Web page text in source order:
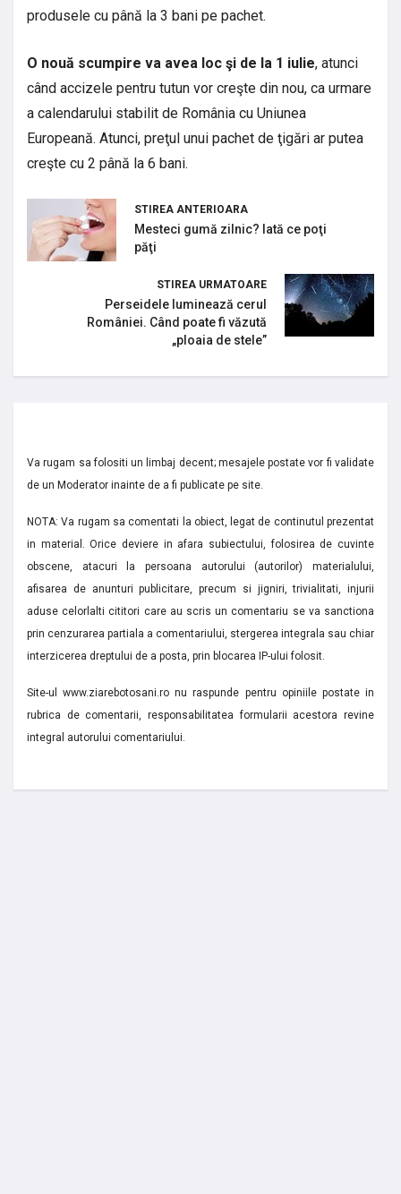
produsele cu până la 3 bani pe pachet.
O nouă scumpire va avea loc şi de la 1 iulie, atunci
când accizele pentru tutun vor creşte din nou, ca urmare
a calendarului stabilit de România cu Uniunea
Europeană. Atunci, preţul unui pachet de ţigări ar putea
creşte cu 2 până la 6 bani.
STIREA ANTERIOARA
Mesteci gumă zilnic? Iată ce poţi
păţi
STIREA URMATOARE
Perseidele luminează cerul
României. Când poate fi văzută
„ploaia de stele”
Va rugam sa folositi un limbaj decent; mesajele postate vor fi validate
de un Moderator inainte de a fi publicate pe site.
NOTA: Va rugam sa comentati la obiect, legat de continutul prezentat
in material. Orice deviere in afara subiectului, folosirea de cuvinte
obscene, atacuri la persoana autorului (autorilor) materialului,
afisarea de anunturi publicitare, precum si jigniri, trivialitati, injurii
aduse celorlalti cititori care au scris un comentariu se va sanctiona
prin cenzurarea partiala a comentariului, stergerea integrala sau chiar
interzicerea dreptului de a posta, prin blocarea IP-ului folosit.
Site-ul www.ziarebotosani.ro nu raspunde pentru opiniile postate in
rubrica de comentarii, responsabilitatea formularii acestora revine
integral autorului comentariului.